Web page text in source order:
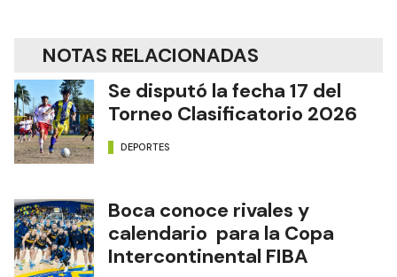
NOTAS RELACIONADAS
Se disputó la fecha 17 del
Torneo Clasificatorio 2026
DEPORTES
Boca conoce rivales y
calendario para la Copa
Intercontinental FIBA